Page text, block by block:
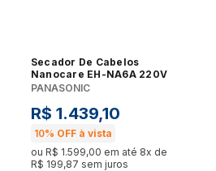
Secador De Cabelos
Nanocare EH-NA6A 220V
PANASONIC
R$ 1.439,10
10% OFF à vista
ou R$ 1.599,00 em até 8x de
R$ 199,87 sem juros